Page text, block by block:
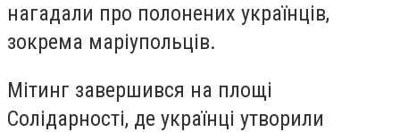
нагадали про полонених українців,
зокрема маріупольців.
Мітинг завершився на площі
Солідарності, де українці утворили